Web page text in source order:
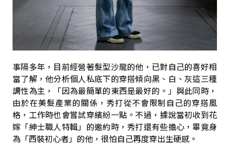
事隔多年，目前經營著髮型沙龍的他，已對自己的喜好相
當了解，他分析個人私底下的穿搭傾向黑、白、灰這三種
調性為主，「因為最簡單的東西是最好的。」與此同時，
由於在美髮產業的關係，秀打從不會限制自己的穿搭風
格，工作時也會嘗試穿繽紛一點。不過，據說當初收到花
嫁「紳士職人特輯」的邀約時，秀打還有些擔心，畢竟身
為「西裝初心者」的他，很怕自己再度穿出生硬感。